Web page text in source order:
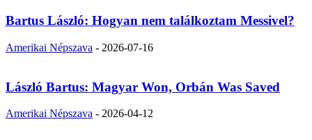
Bartus László: Hogyan nem találkoztam Messivel?
Amerikai Népszava - 2026-07-16
László Bartus: Magyar Won, Orbán Was Saved
Amerikai Népszava - 2026-04-12